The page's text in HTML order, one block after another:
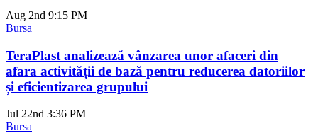
Aug 2nd 9:15 PM
Bursa
TeraPlast analizează vânzarea unor afaceri din
afara activității de bază pentru reducerea datoriilor
și eficientizarea grupului
Jul 22nd 3:36 PM
Bursa